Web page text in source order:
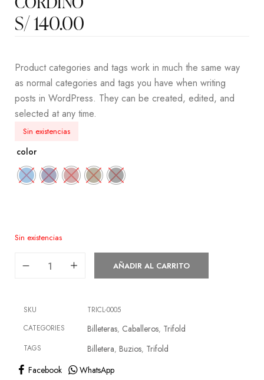
S/140.00
Product categories and tags work in much the same way
as normal categories and tags you have when writing
posts in WordPress. They can be created, edited, and
selected at any time.
Sin existencias
color
Sin existencias
AÑADIR AL CARRITO
SKU
TRICL-0005
CATEGORIES
Billeteras, Caballeros, Trifold
TAGS Billetera, Buzios, Trifold
Facebook
WhatsApp